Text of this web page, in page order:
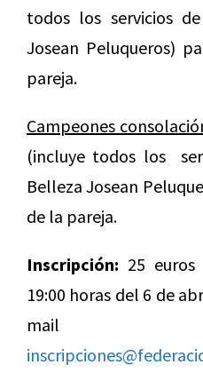
todos los servicios
Josean Peluqueros)
pareja.
Campeones
(incluye todos los
Belleza Josean
de la pareja.
Inscripción: 25
19:00 horas del 6 de